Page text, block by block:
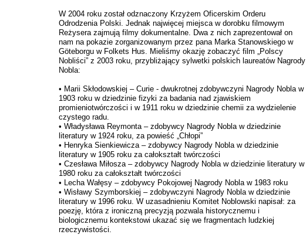
W 2004 roku został odznaczony Krzyżem Oficerskim Orderu
Odrodzenia Polski. Jednak najwięcej miejsca w dorobku filmowym
Reżysera zajmują filmy dokumentalne. Dwa z nich zaprezentował on
nam na pokazie zorganizowanym przez pana Marka Stanowskiego w
Göteborgu w Folkets Hus. Mieliśmy okazję zobaczyć film „Polscy
Nobliści” z 2003 roku, przybliżający sylwetki polskich laureatów Nagrody
Nobla:
• Marii Skłodowskiej – Curie - dwukrotnej zdobywczyni Nagrody Nobla w
1903 roku w dziedzinie fizyki za badania nad zjawiskiem
promieniotwórczości i w 1911 roku w dziedzinie chemii za wydzielenie
czystego radu.
• Władysława Reymonta – zdobywcy Nagrody Nobla w dziedzinie
literatury w 1924 roku, za powieść „Chłopi”
• Henryka Sienkiewicza – zdobywcy Nagrody Nobla w dziedzinie
literatury w 1905 roku za całokształt twórczości
• Czesława Miłosza – zdobywcy Nagrody Nobla w dziedzinie literatury w
1980 roku za całokształt twórczości
• Lecha Wałęsy – zdobywcy Pokojowej Nagrody Nobla w 1983 roku
• Wisławy Szymborskiej – zdobywczyni Nagrody Nobla w dziedzinie
literatury w 1996 roku. W uzasadnieniu Komitet Noblowski napisał: za
poezję, która z ironiczną precyzją pozwala historycznemu i
biologicznemu kontekstowi ukazać się we fragmentach ludzkiej
rzeczywistości.